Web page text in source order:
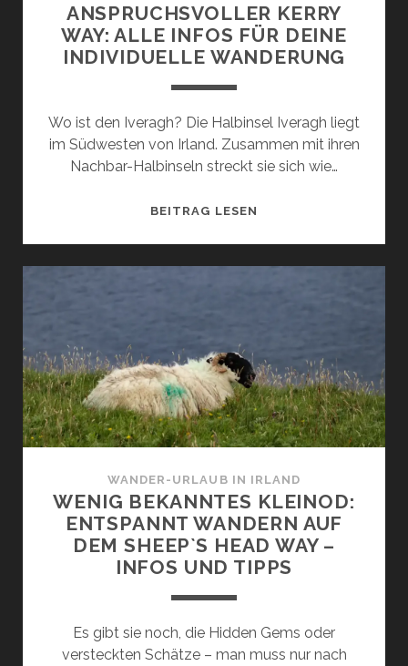
ANSPRUCHSVOLLER KERRY
WAY: ALLE INFOS FÜR DEINE
INDIVIDUELLE WANDERUNG
Wo ist den Iveragh? Die Halbinsel Iveragh liegt
im Südwesten von Irland. Zusammen mit ihren
Nachbar-Halbinseln streckt sie sich wie…
BEITRAG LESEN
INDIVIDUELLE
WANDERUNG
WANDER-URLAUB IN IRLAND
WENIG BEKANNTES KLEINOD:
ENTSPANNT WANDERN AUF
DEM SHEEP`S HEAD WAY –
INFOS UND TIPPS
Es gibt sie noch, die Hidden Gems oder
versteckten Schätze – man muss nur nach